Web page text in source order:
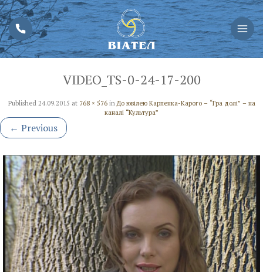
VIDEO_TS-0-24-17-200
Published 24.09.2015 at 768 × 576in До ювілею Карпенка-Карого – “Гра долі” – на
каналі “Культура”
← Previous